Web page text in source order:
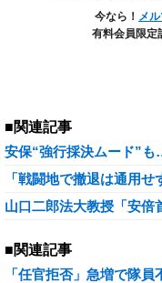
今なら！ メ
有料会員限定
■関連記事
安保“強行採決ムード”も
「戦闘地で撤退は通用
山口二郎法大教授「安倍
■関連記事
「任官拒否」急増で隊